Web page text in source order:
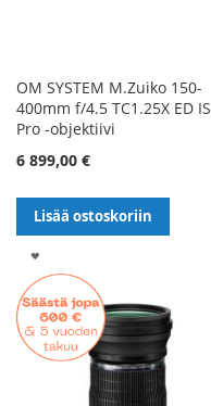
OM SYSTEM M.Zuiko 150-
400mm f/4.5 TC1.25X ED IS
Pro -objektiivi
6 899,00 €
Lisää ostoskoriin
TOIVELISTALLE